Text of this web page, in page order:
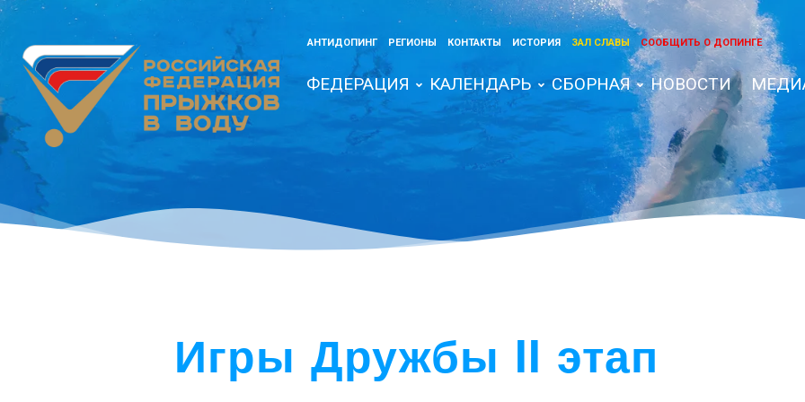
АНТИДОПИНГ РЕГИОНЫ КОНТАКТЫ ИСТОРИЯ ЗАЛ СЛАВЫ СООБЩИТЬ О ДОПИНГЕ
ФЕДЕРАЦИЯ КАЛЕНДАРЬ СБОРНАЯ НОВОСТИ
Игры Дружбы II этап